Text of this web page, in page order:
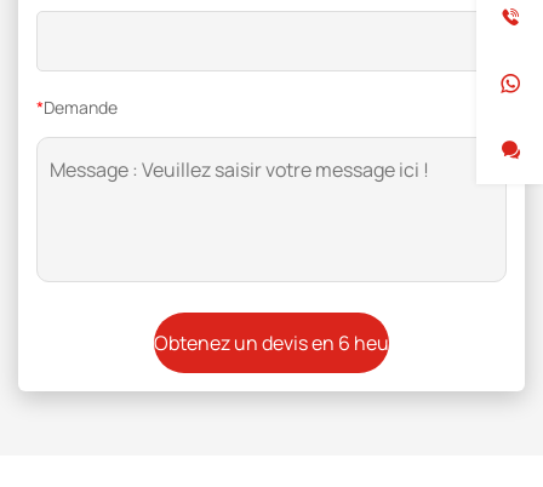
*Demande